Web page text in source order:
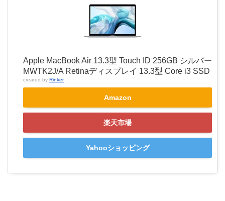
Apple MacBook Air 13.3型 Touch ID 256GB シルバー
MWTK2J/A Retinaディスプレイ 13.3型 Core i3 SSD
created by Rinker
Amazon
楽天市場
Yahooショッピング